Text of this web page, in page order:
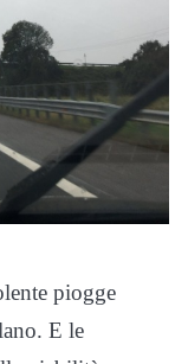
piogge
E le